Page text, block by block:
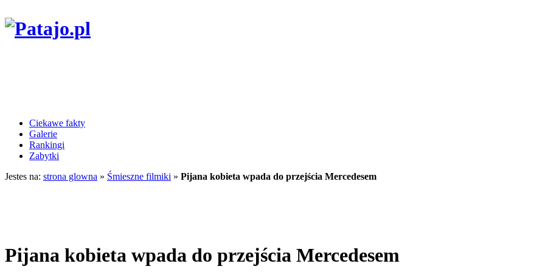
Ciekawe fakty
Galerie
Rankingi
Zabytki
Jestes na: strona glowna » Śmieszne filmiki » Pijana kobieta wpada do przejścia Mercedesem
Pijana kobieta wpada do przejścia Mercedesem